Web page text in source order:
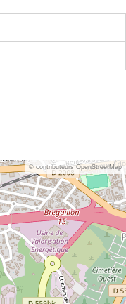
© contributeurs OpenStreetMap